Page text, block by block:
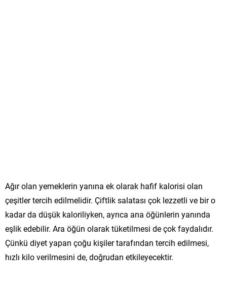
Ağır olan yemeklerin yanına ek olarak hafif kalorisi olan
çeşitler tercih edilmelidir. Çiftlik salatası çok lezzetli ve bir o
kadar da düşük kaloriliyken, ayrıca ana öğünlerin yanında
eşlik edebilir. Ara öğün olarak tüketilmesi de çok faydalıdır.
Çünkü diyet yapan çoğu kişiler tarafından tercih edilmesi,
hızlı kilo verilmesini de, doğrudan etkileyecektir.